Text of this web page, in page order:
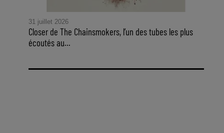
31 juillet 2026
Closer de The Chainsmokers, l’un des tubes les plus
écoutés au...